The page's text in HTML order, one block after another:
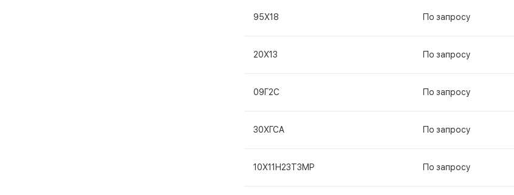
95Х18 По запросу
20Х13 По запросу
09Г2С По запросу
30ХГСА По запросу
10Х11Н23Т3МР По запросу